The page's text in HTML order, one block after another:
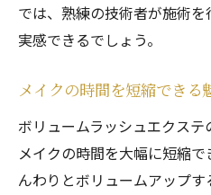
では、熟練の技術者が施術
実感できるでしょう。
メイクの時間を短縮できる
ボリュームラッシュエクステ
メイクの時間を大幅に短縮
んわりとボリュームアップ